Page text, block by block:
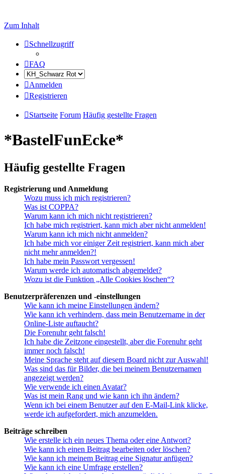
Zum Inhalt
Schnellzugriff
FAQ
Anmelden
Registrieren
Startseite Forum Häufig gestellte Fragen
*BastelFunEcke*
Häufig gestellte Fragen
Registrierung und Anmeldung
Wozu muss ich mich registrieren?
Was ist COPPA?
Warum kann ich mich nicht registrieren?
Ich habe mich registriert, kann mich aber nicht anmelden!
Warum kann ich mich nicht anmelden?
Ich habe mich vor einiger Zeit registriert, kann mich aber
nicht mehr anmelden?!
Ich habe mein Passwort vergessen!
Warum werde ich automatisch abgemeldet?
Wozu ist die Funktion „Alle Cookies löschen“?
Benutzerpräferenzen und -einstellungen
Wie kann ich meine Einstellungen ändern?
Wie kann ich verhindern, dass mein Benutzername in der
Online-Liste auftaucht?
Die Forenuhr geht falsch!
Ich habe die Zeitzone eingestellt, aber die Forenuhr geht
immer noch falsch!
Meine Sprache steht auf diesem Board nicht zur Auswahl!
Was sind das für Bilder, die bei meinem Benutzernamen
angezeigt werden?
Wie verwende ich einen Avatar?
Was ist mein Rang und wie kann ich ihn ändern?
Wenn ich bei einem Benutzer auf den E-Mail-Link klicke,
werde ich aufgefordert, mich anzumelden.
Beiträge schreiben
Wie erstelle ich ein neues Thema oder eine Antwort?
Wie kann ich einen Beitrag bearbeiten oder löschen?
Wie kann ich meinem Beitrag eine Signatur anfügen?
Wie kann ich eine Umfrage erstellen?